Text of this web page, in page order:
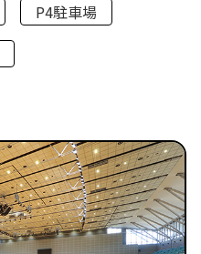
P4駐車場